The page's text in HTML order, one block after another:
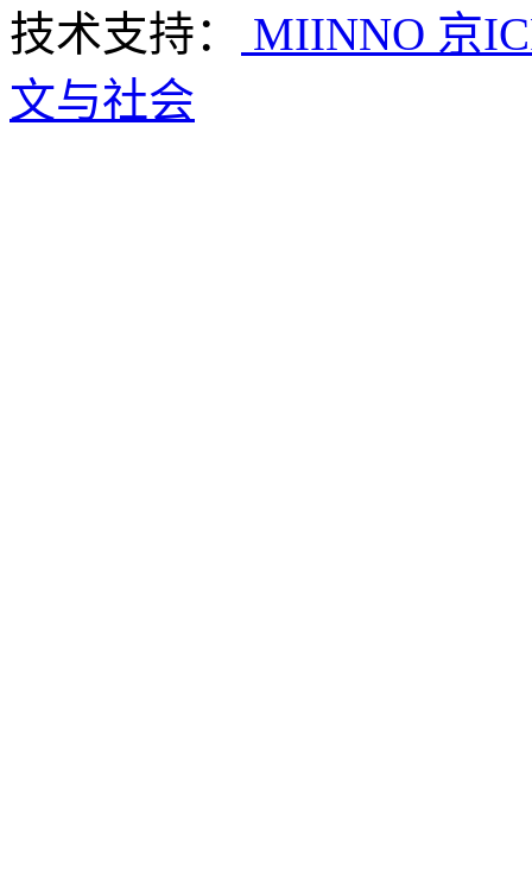
技术支持：
MIINNO 京
文与社会